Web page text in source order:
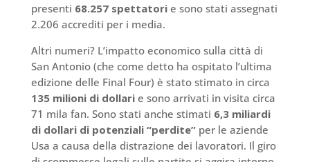
presenti 68.257 spettatorie sono stati assegnati
2.206 accrediti per i media.
Altri numeri? L’impatto economico sulla città di
San Antonio (che come detto ha ospitato l’ultima
edizione delle Final Four) è stato stimato in circa
135 milioni di dollarie sono arrivati in visita circa
71 mila fan. Sono stati anche stimati 6,3 miliardi
di dollari di potenziali “perdite”per le aziende
Usa a causa della distrazione dei lavoratori. Il giro